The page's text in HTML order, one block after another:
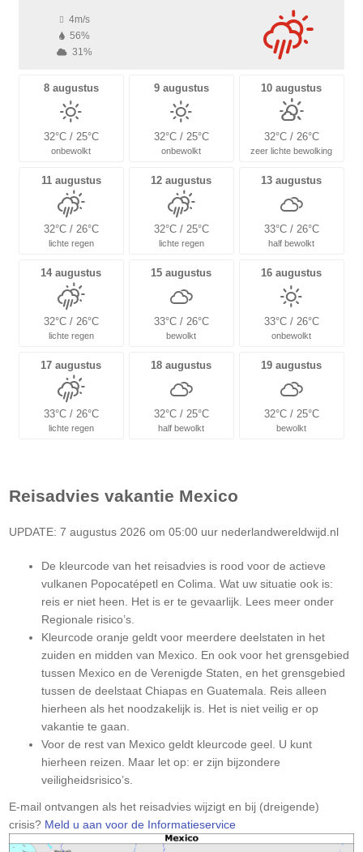
4m/s
56%
31%
8 augustus
32°C / 25°C
onbewolkt
9 augustus
32°C / 25°C
onbewolkt
10 augustus
32°C / 26°C
zeer lichte bewolking
11 augustus
32°C / 26°C
lichte regen
12 augustus
32°C / 25°C
lichte regen
13 augustus
33°C / 26°C
half bewolkt
14 augustus
32°C / 26°C
lichte regen
15 augustus
33°C / 26°C
bewolkt
16 augustus
33°C / 26°C
onbewolkt
17 augustus
33°C / 26°C
lichte regen
18 augustus
32°C / 25°C
half bewolkt
19 augustus
32°C / 25°C
bewolkt
Reisadvies vakantie Mexico
UPDATE: 7 augustus 2026 om 05:00 uur nederlandwereldwijd.nl
De kleurcode van het reisadvies is rood voor de actieve
vulkanen Popocatépetl en Colima. Wat uw situatie ook is:
reis er niet heen. Het is er te gevaarlijk. Lees meer onder
Regionale risico’s.
Kleurcode oranje geldt voor meerdere deelstaten in het
zuiden en midden van Mexico. En ook voor het grensgebied
tussen Mexico en de Verenigde Staten, en het grensgebied
tussen de deelstaat Chiapas en Guatemala. Reis alleen
hierheen als het noodzakelijk is. Het is niet veilig er op
vakantie te gaan.
Voor de rest van Mexico geldt kleurcode geel. U kunt
hierheen reizen. Maar let op: er zijn bijzondere
veiligheidsrisico’s.
Let
op:
E-mail ontvangen als het reisadvies wijzigt en bij (dreigende)
crisis? Meld u aan voor de Informatieservice